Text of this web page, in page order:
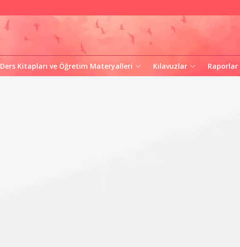
Ders Kitapları ve Öğretim Materyalleri Kılavuzlar Raporlar